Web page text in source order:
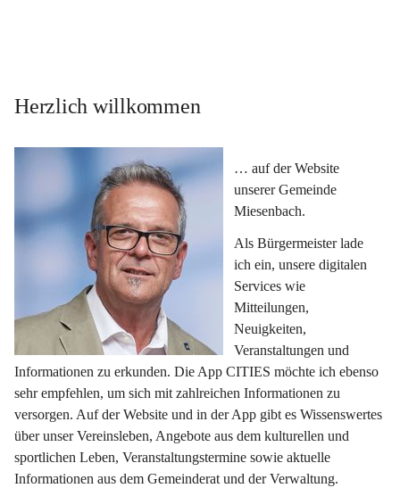
Herzlich willkommen
… auf der Website
unserer Gemeinde
Miesenbach.
Als Bürgermeister lade
ich ein, unsere digitalen
Services wie
Mitteilungen,
Neuigkeiten,
Veranstaltungen und
Informationen zu erkunden. Die App CITIES möchte ich ebenso
sehr empfehlen, um sich mit zahlreichen Informationen zu
versorgen. Auf der Website und in der App gibt es Wissenswertes
über unser Vereinsleben, Angebote aus dem kulturellen und
sportlichen Leben, Veranstaltungstermine sowie aktuelle
Informationen aus dem Gemeinderat und der Verwaltung.